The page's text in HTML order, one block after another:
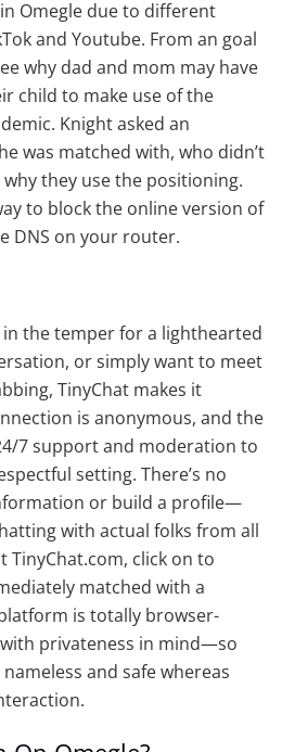
Omegle due to different
and Youtube. From an goal
why dad and mom may have
child to make use of the
Knight asked an
was matched with, who didn’t
they use the positioning.
to block the online version of
DNS on your router.
in the temper for a lighthearted
or simply want to meet
TinyChat makes it
is anonymous, and the
7 support and moderation to
setting. There’s no
or build a profile—
with actual folks from all
TinyChat.com, click on to
matched with a
is totally browser-
privateness in mind—so
and safe whereas